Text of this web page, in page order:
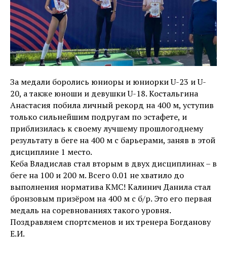
За медали боролись юниоры и юниорки U-23 и U-
20, а также юноши и девушки U-18. Костальгина
Анастасия побила личный рекорд на 400 м, уступив
только сильнейшим подругам по эстафете, и
приблизилась к своему лучшему прошлогоднему
результату в беге на 400 м с барьерами, заняв в этой
дисциплине 1 место.
Кеба Владислав стал вторым в двух дисциплинах – в
беге на 100 и 200 м. Всего 0.01 не хватило до
выполнения норматива КМС! Калинич Данила стал
бронзовым призёром на 400 м с б/р. Это его первая
медаль на соревнованиях такого уровня.
Поздравляем спортсменов и их тренера Богданову
Е.И.